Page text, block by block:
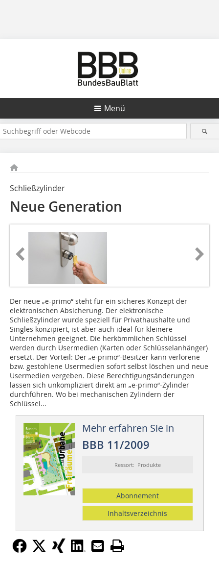
Menü
Schließzylinder
Neue Generation
Der neue „e-primo“ steht für ein sicheres Konzept der
elektronischen Absicherung. Der elektronische
Schließzylinder wurde speziell für Privathaushalte und
Singles konzipiert, ist aber auch ideal für kleinere
Unternehmen geeignet. Die herkömmlichen Schlüssel
werden durch Usermedien (Karten oder Schlüsselanhänger)
ersetzt. Der Vorteil: Der „e-primo“-Besitzer kann verlorene
bzw. gestohlene Usermedien sofort selbst löschen und neue
Usermedien vergeben. Diese Berechtigungsänderungen
lassen sich unkompliziert direkt am „e-primo“-Zylinder
durchführen. Wo bei mechanischen Zylindern der
Schlüssel...
Mehr erfahren Sie in
BBB 11/2009
Ressort: Produkte
Abonnement
Inhaltsverzeichnis